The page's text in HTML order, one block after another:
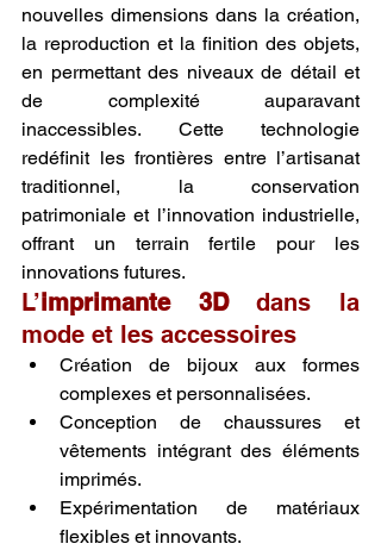
nouvelles dimensions dans la création,
la reproduction et la finition des objets,
en permettant des niveaux de détail et
de complexité auparavant
inaccessibles. Cette technologie
redéfinit les frontières entre l’artisanat
traditionnel, la conservation
patrimoniale et l’innovation industrielle,
offrant un terrain fertile pour les
innovations futures.
L’imprimante 3D dans la
mode et les accessoires
Création de bijoux aux formes
complexes et personnalisées.
Conception de chaussures et
vêtements intégrant des éléments
imprimés.
Expérimentation de matériaux
flexibles et innovants.